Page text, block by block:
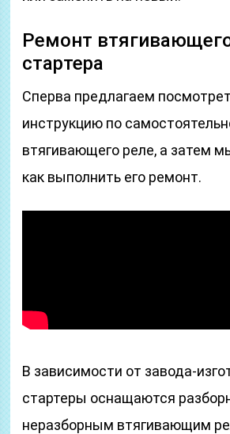
Ремонт
стартера
Сперва предлагаем
инструкцию по
втягивающего реле, а затем
как выполнить его ремонт.
В зависимости от завода-
стартеры оснащаются
неразборным втягивающим